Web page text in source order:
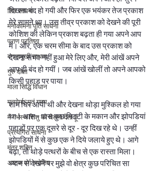
शिव साधना
मनोकामना पूर्ति साधना
प्राण प्रतिष्ठा
बगलामुखी साधना
गुरु दीक्षा
माला सिद्धि विधान
मृत्योर्माSमृतं गमय
मैं गर्भस्थ शिशु को चेतना देता हूं
प्रत्यंगिरा साधना
मंत्र शक्ति
अष्टक वर्ग ज्योतिष
दिखना बंद हो गयी और फिर एक भयंकर तेज प्रकाश
मेरे सामने था। उस तीव्र प्रकाश को देखने की पूरी
कोशिश की लेकिन प्रकाश बढ़ता ही गया अपने आप
में। और, एक चरम सीमा के बाद उस प्रकाश को
देखना संभव नहीं हुआ मेरे लिए और, मेरी आंखें अपने
आप ही बंद हो गयीं। जब आंखें खोलीं तो अपने आपको
किसी पहाड़ पर पाया।
शाम घिर आयी थी और देखना थोड़ा मुश्किल हो गया
था। आस - पास कुछ मिटटी के मकान और झोपडियां
पहाडों पर एक दूसरे से दूर - दूर दिख रहे थे। उन्हीं
झोपडियों में से कुछ एक ने दिये जलाये हुए थे। आगे
बढ़ा, तो थोड़े पत्थरों के बीच से एक रास्ता मिला।
ध्यान से देखने पर मुझे वो क्षेत्र कुछ परिचित सा